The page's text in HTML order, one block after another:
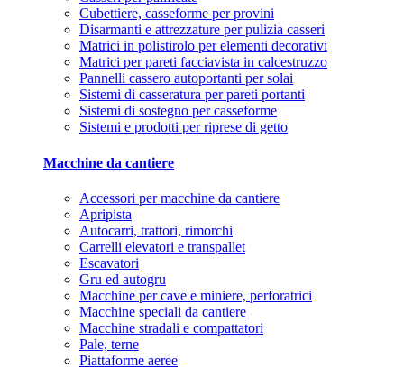
Cubettiere, casseforme per provini
Disarmanti e attrezzature per pulizia casseri
Matrici in polistirolo per elementi decorativi
Matrici per pareti facciavista in calcestruzzo
Pannelli cassero autoportanti per solai
Sistemi di casseratura per pareti portanti
Sistemi di sostegno per casseforme
Sistemi e prodotti per riprese di getto
Macchine da cantiere
Accessori per macchine da cantiere
Apripista
Autocarri, trattori, rimorchi
Carrelli elevatori e transpallet
Escavatori
Gru ed autogru
Macchine per cave e miniere, perforatrici
Macchine speciali da cantiere
Macchine stradali e compattatori
Pale, terne
Piattaforme aeree